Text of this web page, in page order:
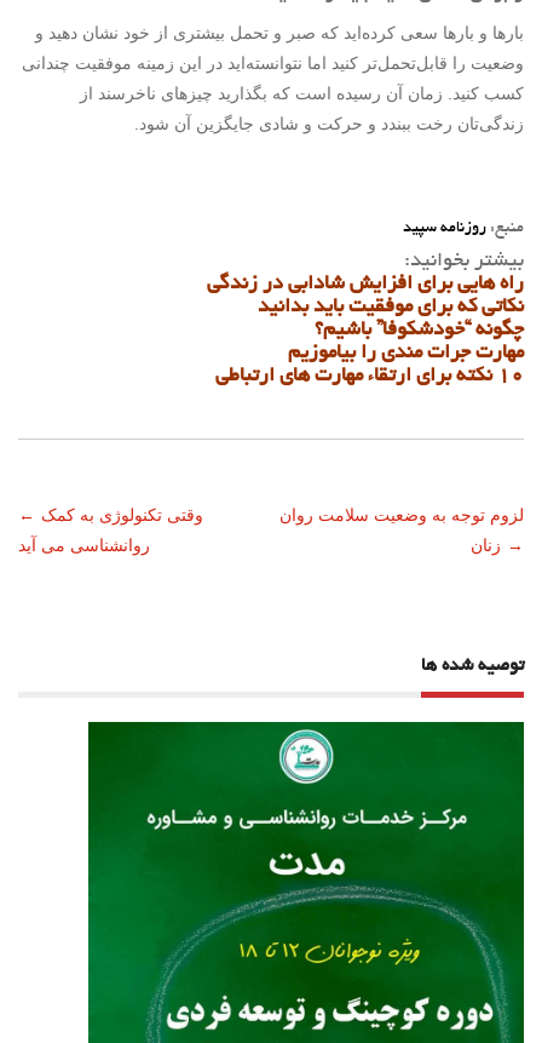
بارها و بارها سعی کرده‌اید که صبر و تحمل بیشتری از خود نشان دهید و
وضعیت را قابل‌تحمل‌تر کنید اما نتوانسته‌اید در این زمینه موفقیت چندانی
کسب کنید. زمان آن رسیده است که بگذارید چیزهای ناخرسند از
زندگی‌تان رخت ببندد و حرکت و شادی جایگزین آن شود.
منبع: روزنامه سپید
بیشتر بخوانید:
راه هایی برای افزایش شادابی در زندگی
نکاتی که برای موفقیت باید بدانید
چگونه “خودشکوفا” باشیم؟
مهارت جرات مندی را بیاموزیم
۱۰ نکته برای ارتقاء مهارت های ارتباطی
ناوبری
نوشته
← وقتی تکنولوژی به کمک
روانشناسی می آید
لزوم توجه به وضعیت سلامت روان
زنان →
توصیه شده ها